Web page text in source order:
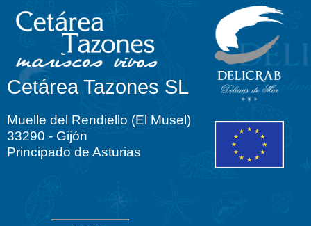
Cetárea Tazones SL
Muelle del Rendiello (El Musel)
33290 - Gijón
Principado de Asturias